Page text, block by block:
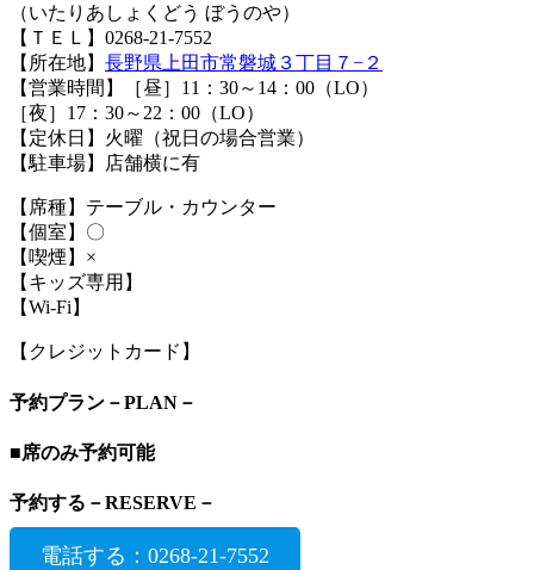
（いたりあしょくどう ぼうのや）
【ＴＥＬ】0268-21-7552
【所在地】 長野県上田市常磐城３丁目７−２
【営業時間】［昼］11：30～14：00（LO）
［夜］17：30～22：00（LO）
【定休日】火曜（祝日の場合営業）
【駐車場】店舗横に有
【席種】テーブル・カウンター
【個室】〇
【喫煙】×
【キッズ専用】
【Wi-Fi】
【クレジットカード】
予約プラン－PLAN－
■席のみ予約可能
予約する－RESERVE －
電話する：0268-21-7552